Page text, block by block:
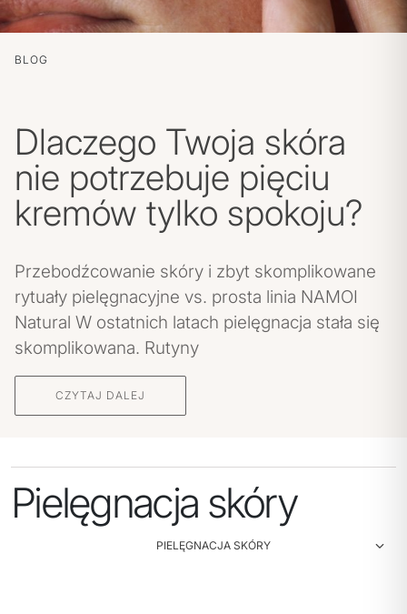
POLITYKA PRYWATNOŚCI
WYSYŁKA
ZWROTY I REKLAMACJE
MOJE KONTO
BLOG
Dlaczego Twoja skóra
nie potrzebuje pięciu
kremów tylko spokoju?
Przebodźcowanie skóry i zbyt skomplikowane
rytuały pielęgnacyjne vs. prosta linia NAMOI
Natural W ostatnich latach pielęgnacja stała się
skomplikowana. Rutyny
CZYTAJ DALEJ
Pielęgnacja skóry